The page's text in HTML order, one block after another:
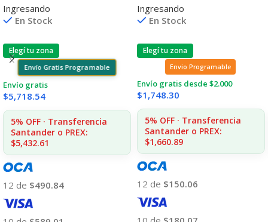
10PS/500/510/800/810
UK(D)
Ingresando
En Stock
Elegí tu zona
Envío Gratis Programable
Envío gratis
$5,718.54
5% OFF · Transferencia
Santander o PREX:
$5,432.61
12 de $490.84
4.000 CPS 11A3540
Ingresando
En Stock
Elegí tu zona
Envio Programable
Envío gratis desde $2.000
$1,748.30
5% OFF · Transferencia
Santander o PREX:
$1,660.89
12 de $150.06